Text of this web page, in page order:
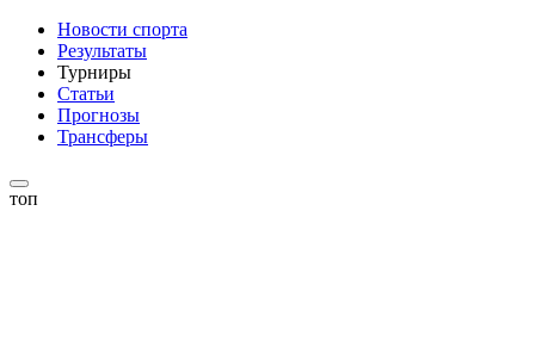
Новости спорта
Результаты
Турниры
Статьи
Прогнозы
Трансферы
топ